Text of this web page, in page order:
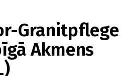
Granitpflege
Akmens